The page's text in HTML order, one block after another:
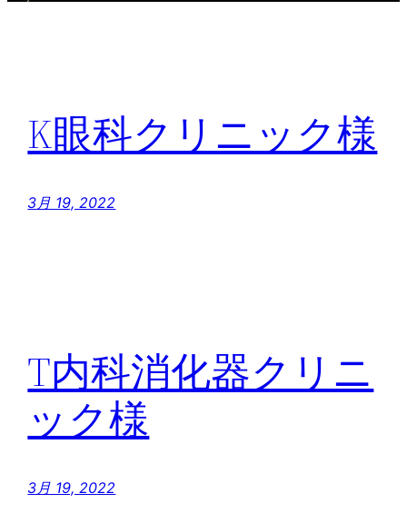
K眼科クリニック様
3月 19, 2022
T内科消化器クリニ
ック様
3月 19, 2022